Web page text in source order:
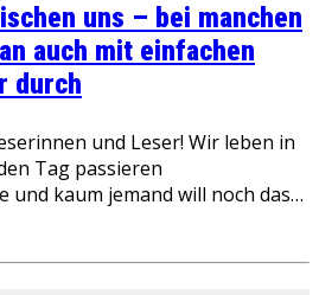
uns – bei manchen
auch mit einfachen
durch
und Leser! Wir leben in
Tag passieren
und kaum jemand will noch das…